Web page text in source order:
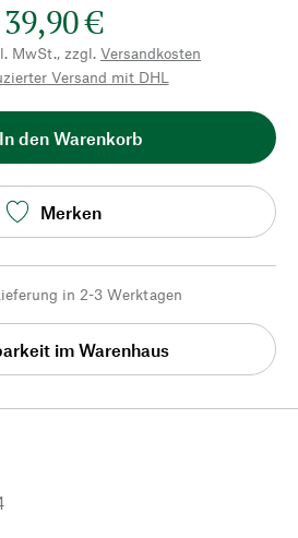
39,90 €
MwSt., zzgl. Versandkosten
Versand mit DHL
In den Warenkorb
Merken
in 2-3 Werktagen
im Warenhaus